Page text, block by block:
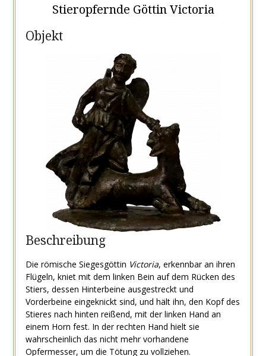
Stieropfernde Göttin Victoria
Objekt
Beschreibung
Die römische Siegesgöttin Victoria, erkennbar an ihren
Flügeln, kniet mit dem linken Bein auf dem Rücken des
Stiers, dessen Hinterbeine ausgestreckt und
Vorderbeine eingeknickt sind, und hält ihn, den Kopf des
Stieres nach hinten reißend, mit der linken Hand an
einem Horn fest. In der rechten Hand hielt sie
wahrscheinlich das nicht mehr vorhandene
Opfermesser, um die Tötung zu vollziehen.